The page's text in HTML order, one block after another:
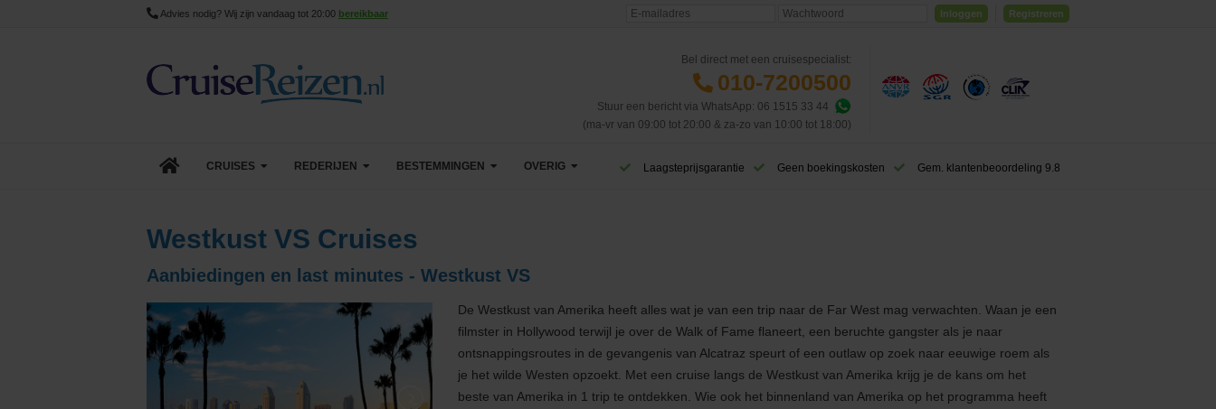
Advies nodig? Wij zijn vandaag tot 20:00 bereikbaar Inloggen Registreren
Bel direct met een cruisespecialist:
010-7200500
Stuur een bericht via WhatsApp: 06 1515 33 44
(ma-vr van 09:00 tot 20:00 & za-zo van 10:00 tot 18:00)
CRUISES
Aanbiedingen
Goedkope Cruises
Minicruises
REDERIJEN
Azamara
Celebrity Cruises
Costa Cruises
BESTEMMINGEN
Azië
Caribbean & Midden-Amerika West-Caribbean
Oost-Caribbean
Dubai & Emiraten
OVERIG
Eerste cruise
Veelgestelde vragen
Laagsteprijsgarantie Geen boekingskosten Gem. klantenbeoordeling 9.8
Westkust VS Cruises
Aanbiedingen en last minutes - Westkust VS
De Westkust van Amerika heeft alles wat je van een trip naar de Far West mag verwachten. Waan je een
filmster in Hollywood terwijl je over de Walk of Fame flaneert, een beruchte gangster als je naar
ontsnappingsroutes in de gevangenis van Alcatraz speurt of een outlaw op zoek naar eeuwige roem als
je het wilde Westen opzoekt. Met een cruise langs de Westkust van Amerika krijg je de kans om het
beste van Amerika in 1 trip te ontdekken. Wie ook het binnenland van Amerika op het programma heeft